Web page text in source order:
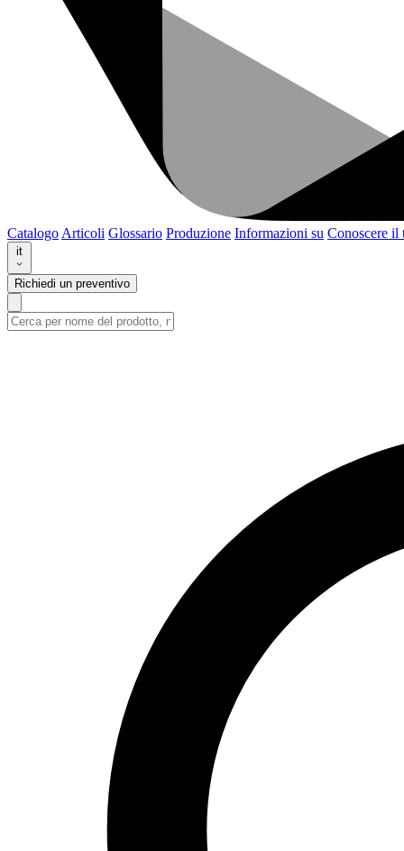
Catalogo Articoli Glossario Produzione Informazioni su Conoscere il
it
Richiedi un preventivo